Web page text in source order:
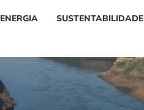
ENERGIA SUSTENTABILIDADE